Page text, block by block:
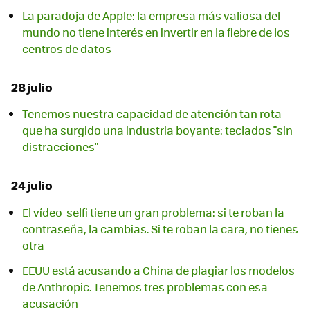
La paradoja de Apple: la empresa más valiosa del
mundo no tiene interés en invertir en la fiebre de los
centros de datos
28 julio
Tenemos nuestra capacidad de atención tan rota
que ha surgido una industria boyante: teclados "sin
distracciones"
24 julio
El vídeo-selfi tiene un gran problema: si te roban la
contraseña, la cambias. Si te roban la cara, no tienes
otra
EEUU está acusando a China de plagiar los modelos
de Anthropic. Tenemos tres problemas con esa
acusación